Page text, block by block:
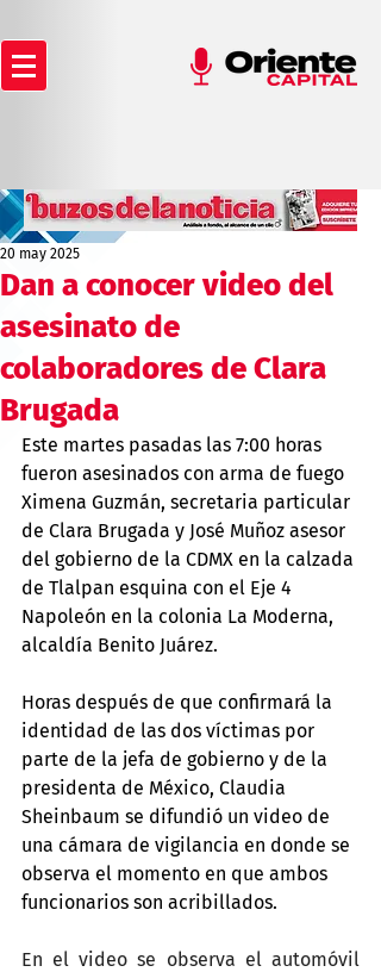
Dan a conocer video del
asesinato de
colaboradores de Clara
Brugada
20 may 2025
Este martes pasadas las 7:00 horas
fueron asesinados con arma de fuego
Ximena Guzmán, secretaria particular
de Clara Brugada y José Muñoz asesor
del gobierno de la CDMX en la calzada
de Tlalpan esquina con el Eje 4
Napoleón en la colonia La Moderna,
alcaldía Benito Juárez.
Horas después de que confirmará la
identidad de las dos víctimas por
parte de la jefa de gobierno y de la
presidenta de México, Claudia
Sheinbaum se difundió un video de
una cámara de vigilancia en donde se
observa el momento en que ambos
funcionarios son acribillados.
En el video se observa el automóvil